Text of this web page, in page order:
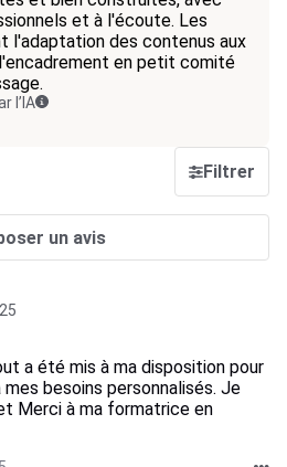
et à l'écoute. Les
l'adaptation des contenus aux
en petit comité
l’IA
Filtrer
un avis
a été mis à ma disposition pour
besoins personnalisés. Je
Merci à ma formatrice en